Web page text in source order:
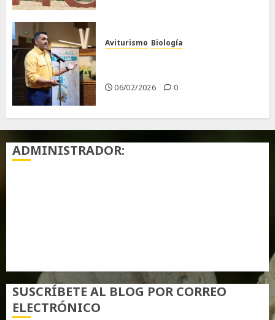
Aviturismo Biología
06/02/2026 0
ADMINISTRADOR:
SUSCRÍBETE AL BLOG POR CORREO
ELECTRÓNICO